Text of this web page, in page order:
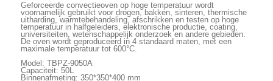
Geforceerde convectieoven op hoge temperatuur wordt
voornamelijk gebruikt voor drogen, bakken, sinteren, thermische
uitharding, warmtebehandeling, afschrikken en testen op hoge
temperatuur in halfgeleiders, elektronische productie, coating,
universiteiten, wetenschappelijk onderzoek en andere gebieden.
De oven wordt geproduceerd in 4 standaard maten, met een
maximale temperatuur tot 600°C.
Model: TBPZ-9050A
Capaciteit: 50L
Binnenafmeting: 350*350*400 mm